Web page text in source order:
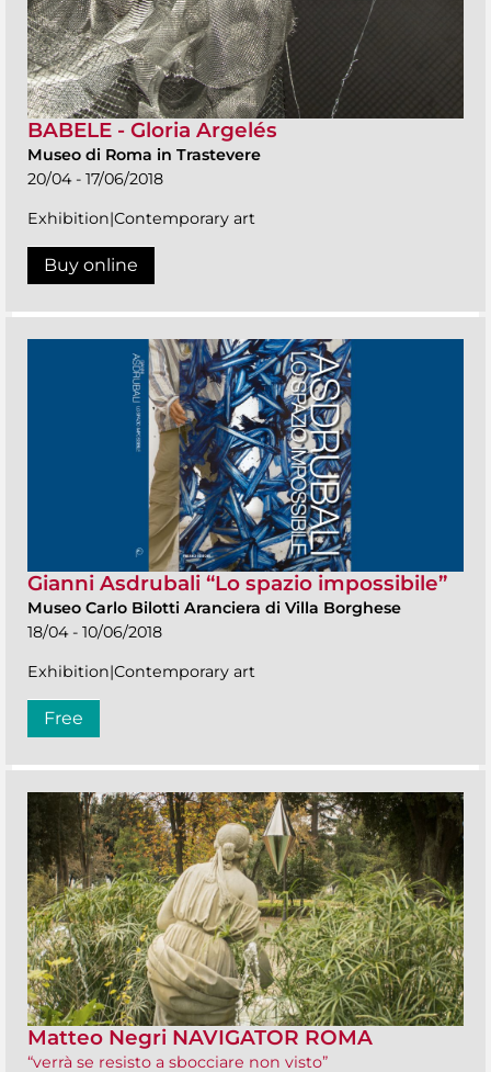
BABELE - Gloria Argelés
Museo di Roma in Trastevere
20/04 - 17/06/2018
Exhibition|Contemporary art
Buy online
Gianni Asdrubali “Lo spazio impossibile”
Museo Carlo Bilotti Aranciera di Villa Borghese
18/04 - 10/06/2018
Exhibition|Contemporary art
Free
Matteo Negri NAVIGATOR ROMA
“verrà se resisto a sbocciare non visto”